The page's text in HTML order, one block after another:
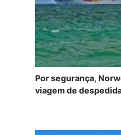
Por segurança,
viagem de